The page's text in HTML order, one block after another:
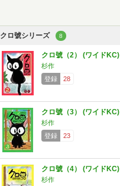
クロ號シリーズ 8
クロ號（2） (ワイドKC)
杉作
登録
28
クロ號（3） (ワイドKC)
杉作
登録
23
クロ號（4） (ワイドKC)
杉作